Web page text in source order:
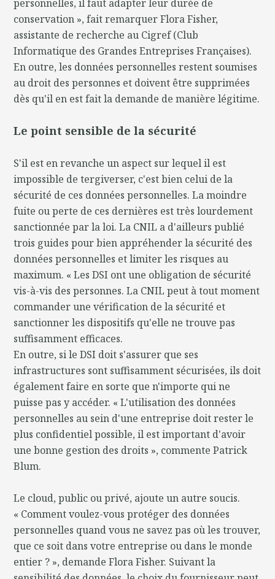
personnelles, il faut adapter leur durée de
conservation », fait remarquer Flora Fisher,
assistante de recherche au Cigref (Club
Informatique des Grandes Entreprises Françaises).
En outre, les données personnelles restent soumises
au droit des personnes et doivent être supprimées
dès qu'il en est fait la demande de manière légitime.
Le point sensible de la sécurité
S'il est en revanche un aspect sur lequel il est
impossible de tergiverser, c'est bien celui de la
sécurité de ces données personnelles. La moindre
fuite ou perte de ces dernières est très lourdement
sanctionnée par la loi. La CNIL a d'ailleurs publié
trois guides pour bien appréhender la sécurité des
données personnelles et limiter les risques au
maximum. « Les DSI ont une obligation de sécurité
vis-à-vis des personnes. La CNIL peut à tout moment
commander une vérification de la sécurité et
sanctionner les dispositifs qu'elle ne trouve pas
suffisamment efficaces.
En outre, si le DSI doit s'assurer que ses
infrastructures sont suffisamment sécurisées, ils doit
également faire en sorte que n'importe qui ne
puisse pas y accéder. « L'utilisation des données
personnelles au sein d'une entreprise doit rester le
plus confidentiel possible, il est important d'avoir
une bonne gestion des droits », commente Patrick
Blum.
Le cloud, public ou privé, ajoute un autre soucis.
« Comment voulez-vous protéger des données
personnelles quand vous ne savez pas où les trouver,
que ce soit dans votre entreprise ou dans le monde
entier ? », demande Flora Fisher. Suivant la